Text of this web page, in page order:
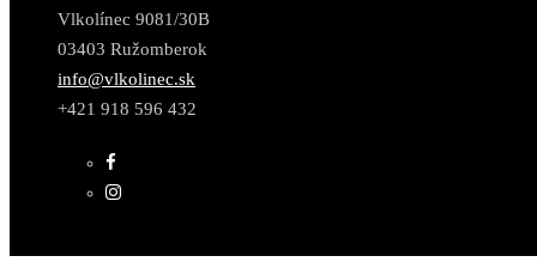
Vlkolínec 9081/30B
03403 Ružomberok
info@vlkolinec.sk
+421 918 596 432